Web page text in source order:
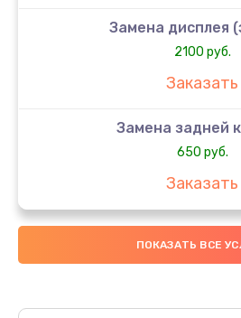
Замена дисплея
2100 руб.
Заказать
Замена задней
650 руб.
Заказать
Замена
4000 руб.
ПОКАЗАТЬ ВСЕ